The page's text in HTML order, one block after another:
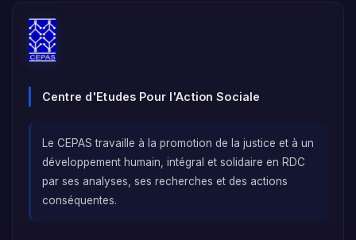
Centre d'Etudes Pour l'Action Sociale
Le CEPAS travaille à la promotion de la justice et à un
développement humain, intégral et solidaire en RDC
par ses analyses, ses recherches et des actions
conséquentes.